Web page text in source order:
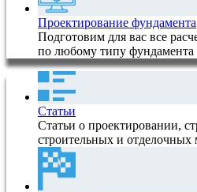
Проектирование фундамента
Подготовим для вас все
по любому типу фундамента
Статьи
Статьи о проектировании,
строительных и отделочных